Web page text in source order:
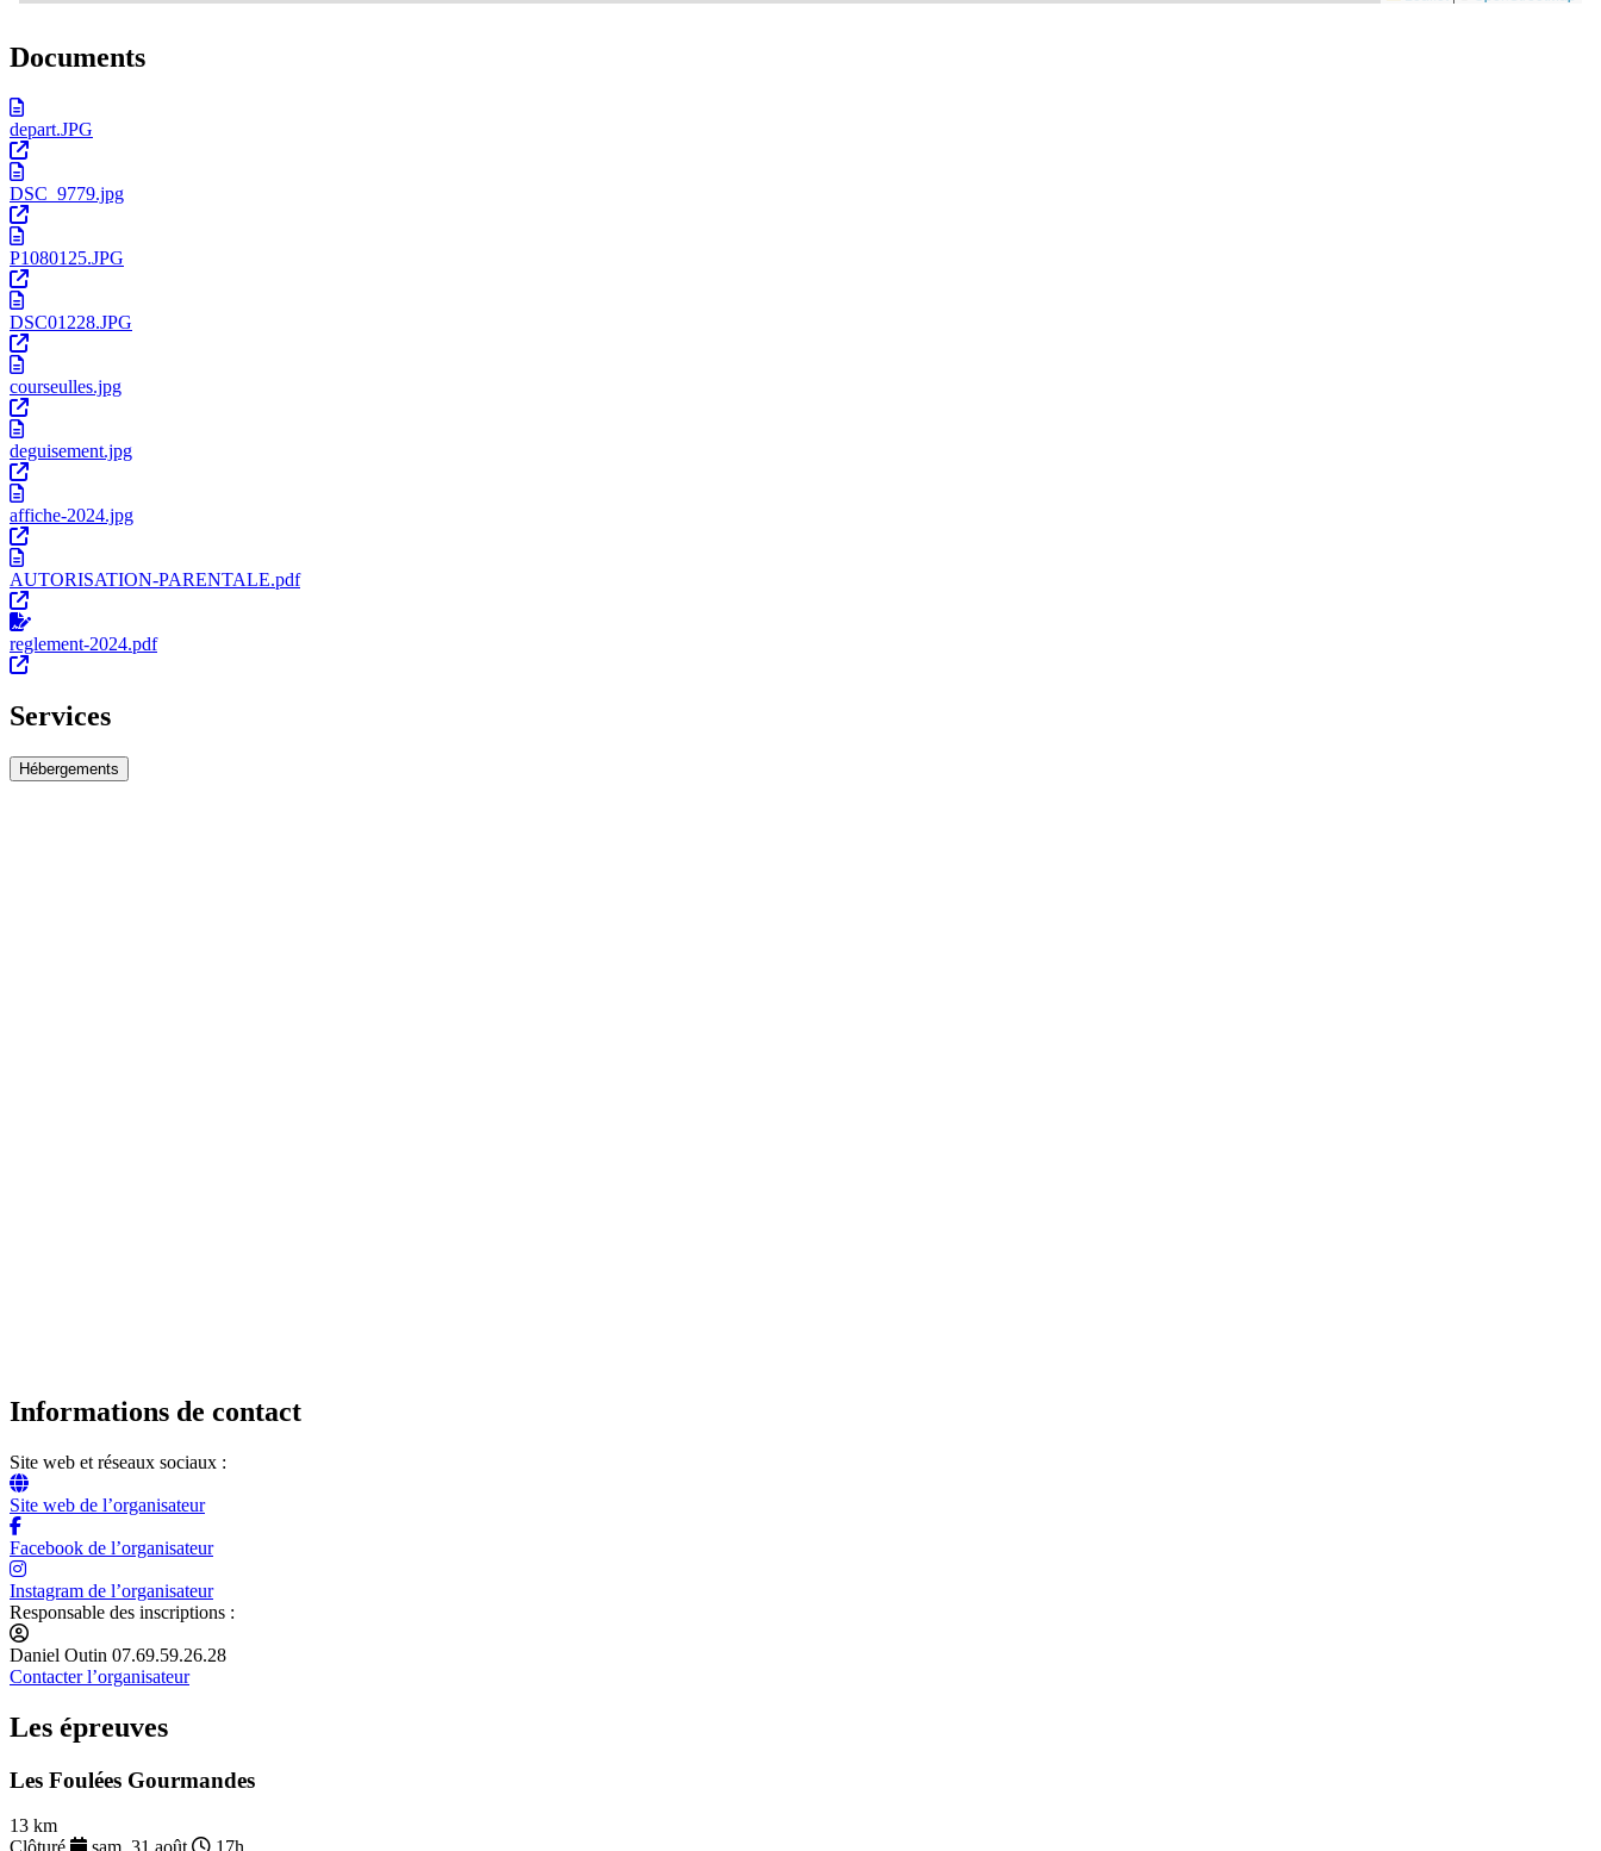
Documents
depart.JPG
DSC_9779.jpg
P1080125.JPG
DSC01228.JPG
courseulles.jpg
deguisement.jpg
affiche-2024.jpg
AUTORISATION-PARENTALE.pdf
reglement-2024.pdf
Services
Hébergements
Informations de contact
Site web et réseaux sociaux :
Site web de l’organisateur
Facebook de l’organisateur
Instagram de l’organisateur
Responsable des inscriptions :
Daniel Outin 07.69.59.26.28
Contacter l’organisateur
Les épreuves
Les Foulées Gourmandes
13 km